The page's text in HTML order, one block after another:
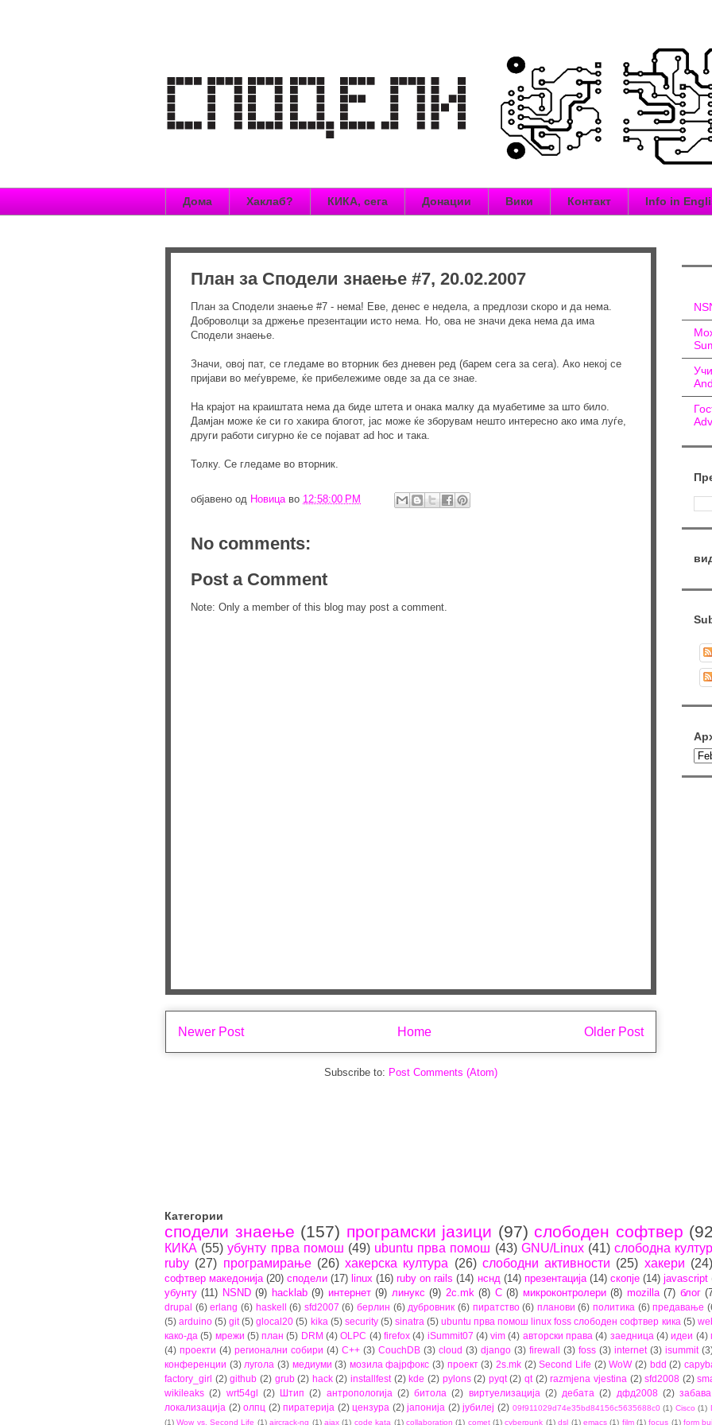
Дома Хаклаб? КИКА, сега Донации Вики Контакт Info in
План за Сподели знаење #7, 20.02.2007
План за Сподели знаење #7 - нема! Еве, денес е недела, а предлози скоро и да нема.
Доброволци за држење презентации исто нема. Но, ова не значи дека нема да има
Сподели знаење.
Значи, овој пат, се гледаме во вторник без дневен ред (барем сега за сега). Ако некој се
пријави во меѓувреме, ќе прибележиме овде за да се знае.
На крајот на краиштата нема да биде штета и онака малку да муабетиме за што било.
Дамјан може ќе си го хакира блогот, јас може ќе зборувам нешто интересно ако има луѓе,
други работи сигурно ќе се појават ad hoc и така.
Толку. Се гледаме во вторник.
објавено од Новица во 12:58:00 PM
No comments:
Post a Comment
Note: Only a member of this blog may post a comment.
Newer Post Older Post
Home
Subscribe to: Post Comments (Atom)
Категории
сподели знаење (157) програмски јазици (97) слободен софтвер
КИКА (55) убунту прва помош (49) ubuntu прва помош (43) GNU/Linux (41) слободна
ruby (27) програмирање (26) хакерска култура (26) слободни активности (25) хакери (24)
софтвер македонија (20) сподели (17) linux (16) ruby on rails (14) нснд (14) презентација (14) скопје (14) javascript
убунту (11) NSND (9) hacklab (9) интернет (9) линукс (9) 2c.mk (8) C (8) микроконтролери (8) mozilla (7) блог
drupal (6) erlang (6) haskell (6) sfd2007 (6) берлин (6) дубровник (6) пиратство (6) планови (6) политика (6) предавање
(5) arduino (5) git (5) glocal20 (5) kika (5) security (5) sinatra (5) ubuntu прва помош linux foss слободен софтвер кика (5)
како-да (5) мрежи (5) план (5) DRM (4) OLPC (4) firefox (4) iSummit07 (4) vim (4) авторски права (4) заедница (4) идеи (4)
(4) проекти (4) регионални собири (4) C++ (3) CouchDB (3) cloud (3) django (3) firewall (3) foss (3) internet (3) isummit
конференции (3) лугола (3) медиуми (3) мозила фајрфокс (3) проект (3) 2s.mk (2) Second Life (2) WoW (2) bdd (2)
factory_girl (2) github (2) grub (2) hack (2) installfest (2) kde (2) pylons (2) pyqt (2) qt (2) razmjena vjestina (2) sfd2008 (2)
wikileaks (2) wrt54gl (2) Штип (2) антропологија (2) битола (2) виртуелизација (2) дебата (2) дфд2008 (2) забава
локализација (2) олпц (2) пиратерија (2) цензура (2) јапонија (2) јубилеј (2) 09f911029d74e35bd84156c5635688c0 (1) Cisco (1)
(1) Wow vs. Second Life (1) aircrack-ng (1) ajax (1) code kata (1) collaboration (1) comet (1) cyberpunk (1) dsl (1) emacs (1) film (1) focus (1) form